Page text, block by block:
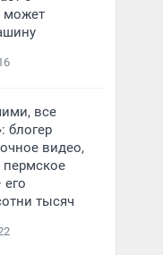
может
все
блогер
видео,
тысяч